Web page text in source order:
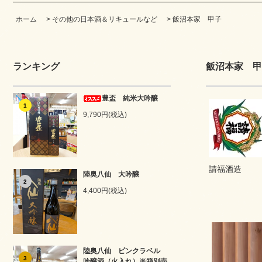
ホーム > その他の日本酒＆リキュールなど > 飯沼本家 甲子
ランキング
1
豊盃 純米大吟醸
9,790円(税込)
2
陸奥八仙 大吟醸
4,400円(税込)
3
陸奥八仙 ピンクラベル
飯沼本家
請福酒造